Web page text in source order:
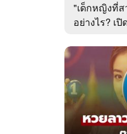
"เด็กหญิงที่
อย่างไร? เ